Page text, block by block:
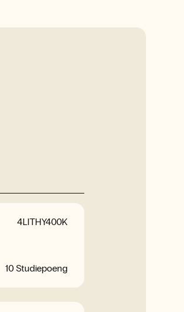
4LITHY400K
10 Studiepoeng